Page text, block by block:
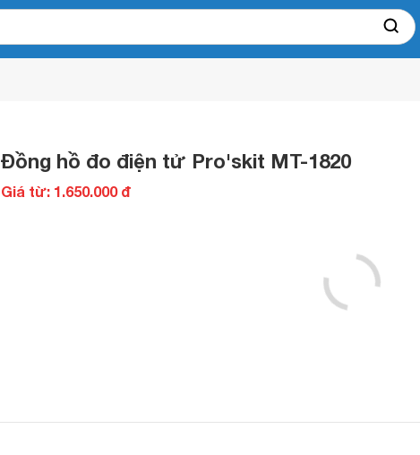
Đồng hồ đo điện tử Pro'skit MT-1820
Giá từ: 1.650.000 đ